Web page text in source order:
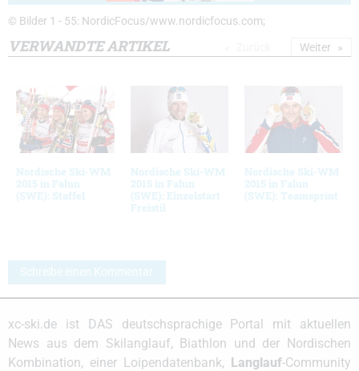
© Bilder 1 - 55: NordicFocus/www.nordicfocus.com;
VERWANDTE ARTIKEL
Nordische Ski-WM
2015 in Falun
(SWE): Staffel
Nordische Ski-WM
2015 in Falun
(SWE): Einzelstart
Freistil
Nordische Ski-WM
2015 in Falun
(SWE): Teamsprint
Weiter
Schreibe einen Kommentar
xc-ski.de ist DAS deutschsprachige Portal mit aktuellen
News aus dem Skilanglauf, Biathlon und der Nordischen
Kombination, einer Loipendatenbank, Langlauf-Community